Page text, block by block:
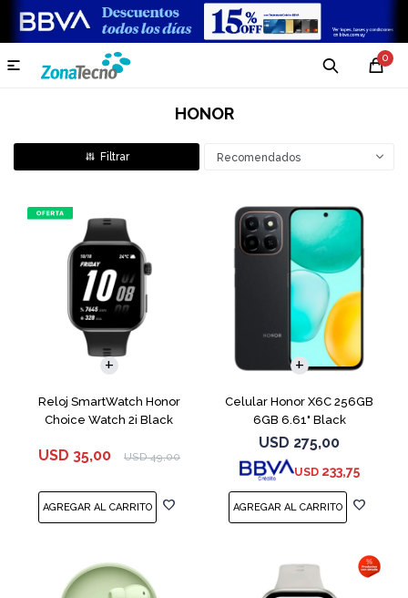
0

HONOR
Recomendados
Reloj SmartWatch Honor
Choice Watch 2i Black
USD 35,00 USD 49,00
Celular Honor X6C 256GB
6GB 6.61" Black
USD 275,00
USD 233,75
COMPARAR